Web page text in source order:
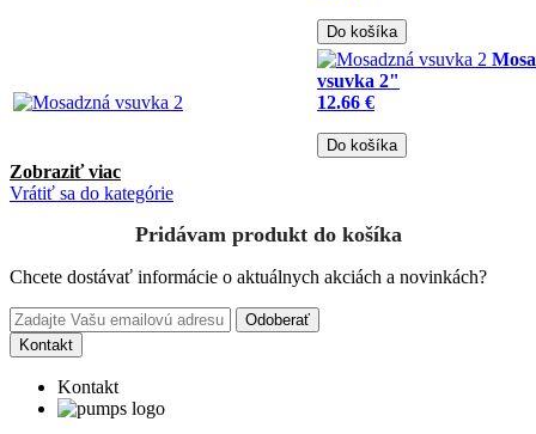
Do košíka
vsuvka 2"
12.66 €
Do košíka
Zobraziť viac
Vrátiť sa do kategórie
Pridávam produkt do košíka
Chcete dostávať informácie o aktuálnych akciách a novinkách?
Odoberať
Kontakt
Kontakt